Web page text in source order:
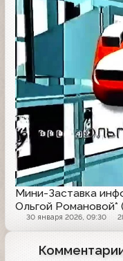
Мини-Заставка
Ольгой Романовой*
30 января 2026, 09:30